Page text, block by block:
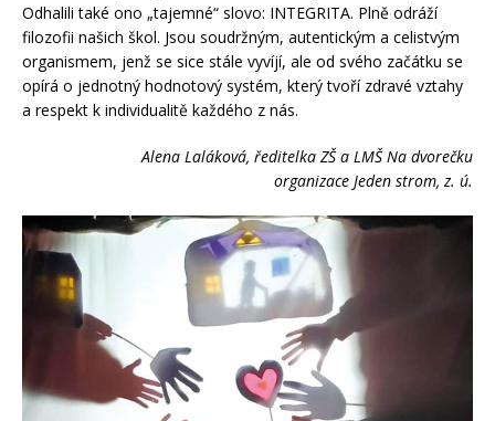
Odhalili také ono „tajemné“ slovo: INTEGRITA. Plně odráží
filozofii našich škol. Jsou soudržným, autentickým a celistvým
organismem, jenž se sice stále vyvíjí, ale od svého začátku se
opírá o jednotný hodnotový systém, který tvoří zdravé vztahy
a respekt k individualitě každého z nás.
Alena Laláková, ředitelka ZŠ a LMŠ Na dvorečku
organizace Jeden strom, z. ú.